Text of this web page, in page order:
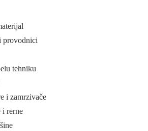
provodnici
tehniku
i zamrzivače
i rerne